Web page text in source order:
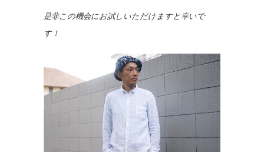
是非この機会にお試しいただけますと幸いで
す！